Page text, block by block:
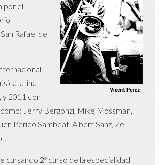
por el
Rafael de
latina
y 2011 con
Jerry Bergonzi, Mike Mossman,
Perico Sambeat, Albert Sanz, Ze
cursando 2º curso de la especialidad